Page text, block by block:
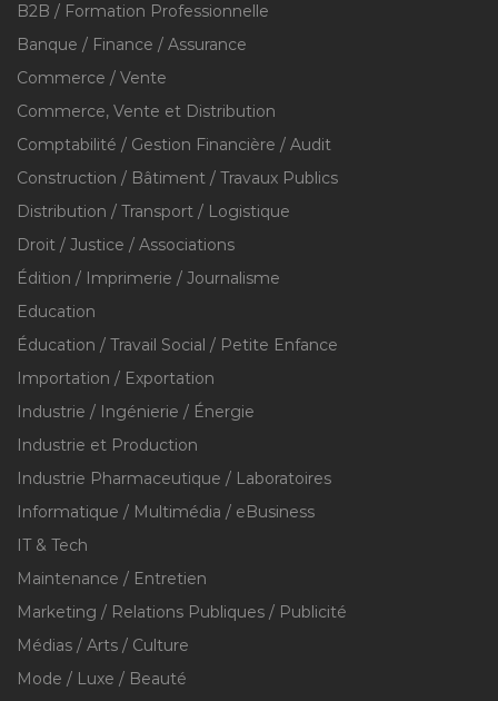
B2B / Formation Professionnelle
Banque / Finance / Assurance
Commerce / Vente
Commerce, Vente et Distribution
Comptabilité / Gestion Financière / Audit
Construction / Bâtiment / Travaux Publics
Distribution / Transport / Logistique
Droit / Justice / Associations
Édition / Imprimerie / Journalisme
Education
Éducation / Travail Social / Petite Enfance
Importation / Exportation
Industrie / Ingénierie / Énergie
Industrie et Production
Industrie Pharmaceutique / Laboratoires
Informatique / Multimédia / eBusiness
IT & Tech
Maintenance / Entretien
Marketing / Relations Publiques / Publicité
Médias / Arts / Culture
Mode / Luxe / Beauté